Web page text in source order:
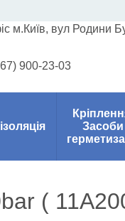
м.Київ, вул Родини
900-23-03
Засоби
(